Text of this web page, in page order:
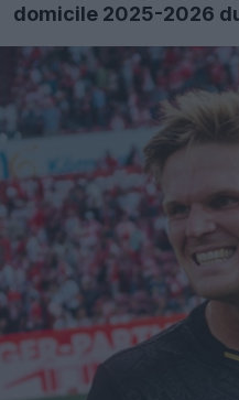
domicile 2025-2026